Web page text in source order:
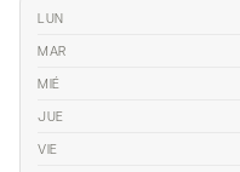
LUN
MAR
MIÉ
JUE
VIE